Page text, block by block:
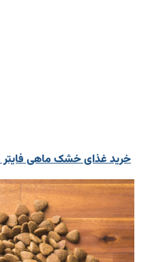
خرید غذای خشک ماهی فایتر